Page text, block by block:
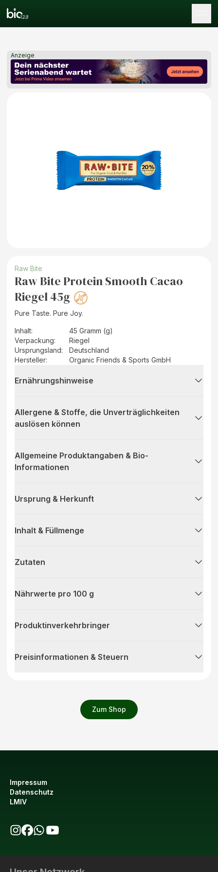
Anzeige
Zum Shop
Raw Bite
Raw Bite Protein Smooth Cacao
Riegel 45g
Pure Taste. Pure Joy.
Inhalt:
45 Gramm (g)
Verpackung:
Riegel
Ursprungsland:
Deutschland
Hersteller: Organic Friends & Sports GmbH
Ernährungshinweise
Allergene & Stoffe, die Unverträglichkeiten
auslösen können
Allgemeine Produktangaben & Bio-
Informationen
Ursprung & Herkunft
Inhalt & Füllmenge
Zutaten
Nährwerte pro 100 g
Produktinverkehrbringer
Preisinformationen & Steuern
Impressum
Datenschutz
LMIV